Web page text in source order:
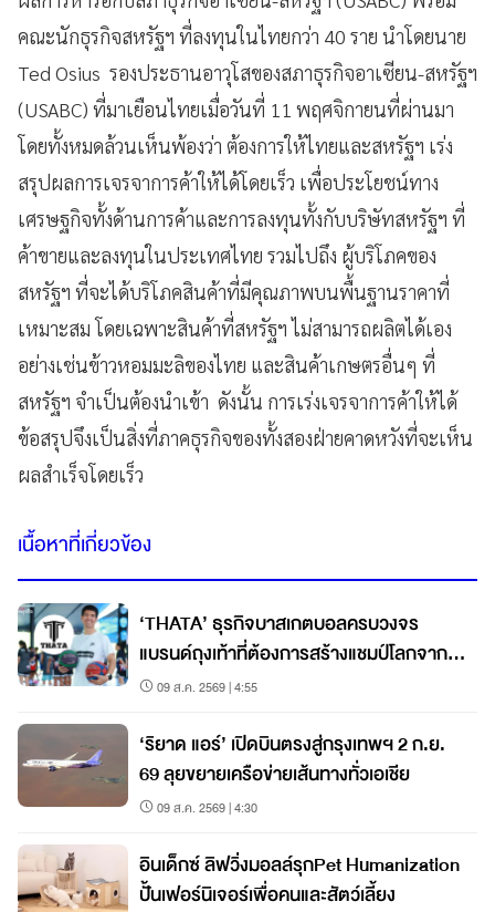
คณะนักธุรกิจสหรัฐฯ ที่ลงทุนในไทยกว่า 40 ราย นำโดยนาย
Ted Osius รองประธานอาวุโสของสภาธุรกิจอาเซียน-สหรัฐฯ
(USABC) ที่มาเยือนไทยเมื่อวันที่ 11 พฤศจิกายนที่ผ่านมา
โดยทั้งหมดล้วนเห็นพ้องว่า ต้องการให้ไทยและสหรัฐฯ เร่ง
สรุปผลการเจรจาการค้าให้ได้โดยเร็ว เพื่อประโยชน์ทาง
เศรษฐกิจทั้งด้านการค้าและการลงทุนทั้งกับบริษัทสหรัฐฯ ที่
ค้าขายและลงทุนในประเทศไทย รวมไปถึง ผู้บริโภคของ
สหรัฐฯ ที่จะได้บริโภคสินค้าที่มีคุณภาพบนพื้นฐานราคาที่
เหมาะสม โดยเฉพาะสินค้าที่สหรัฐฯ ไม่สามารถผลิตได้เอง
อย่างเช่นข้าวหอมมะลิของไทย และสินค้าเกษตรอื่นๆ ที่
สหรัฐฯ จำเป็นต้องนำเข้า ดังนั้น การเร่งเจรจาการค้าให้ได้
ข้อสรุปจึงเป็นสิ่งที่ภาคธุรกิจของทั้งสองฝ่ายคาดหวังที่จะเห็น
ผลสำเร็จโดยเร็ว
เนื้อหาที่เกี่ยวข้อง
‘THATA’ ธุรกิจบาสเกตบอลครบวงจร
แบรนด์ถุงเท้าที่ต้องการสร้างแชมป์โลกจาก
ชลบุรี
09 ส.ค. 2569 | 4:55
‘ริยาด แอร์’ เปิดบินตรงสู่กรุงเทพฯ 2 ก.ย.
69 ลุยขยายเครือข่ายเส้นทางทั่วเอเชีย
09 ส.ค. 2569 | 4:30
อินเด็กซ์ ลิฟวิ่งมอลล์รุกPet Humanization
ปั้นเฟอร์นิเจอร์เพื่อคนและสัตว์เลี้ยง